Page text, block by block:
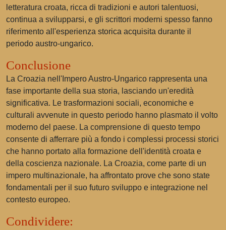
letteratura croata, ricca di tradizioni e autori talentuosi,
continua a svilupparsi, e gli scrittori moderni spesso fanno
riferimento all'esperienza storica acquisita durante il
periodo austro-ungarico.
Conclusione
La Croazia nell'Impero Austro-Ungarico rappresenta una
fase importante della sua storia, lasciando un'eredità
significativa. Le trasformazioni sociali, economiche e
culturali avvenute in questo periodo hanno plasmato il volto
moderno del paese. La comprensione di questo tempo
consente di afferrare più a fondo i complessi processi storici
che hanno portato alla formazione dell'identità croata e
della coscienza nazionale. La Croazia, come parte di un
impero multinazionale, ha affrontato prove che sono state
fondamentali per il suo futuro sviluppo e integrazione nel
contesto europeo.
Condividere: